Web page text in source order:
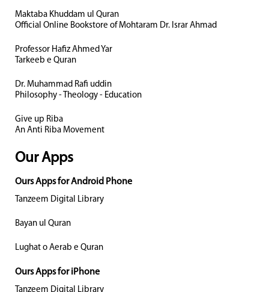
Maktaba Khuddam ul Quran
Official Online Bookstore of Mohtaram Dr. Israr Ahmad
Professor Hafiz Ahmed Yar
Tarkeeb e Quran
Dr. Muhammad Rafi uddin
Philosophy - Theology - Education
Give up Riba
An Anti Riba Movement
Our Apps
Ours Apps for Android Phone
Tanzeem Digital Library
Bayan ul Quran
Lughat o Aerab e Quran
Ours Apps for iPhone
Tanzeem Digital Library